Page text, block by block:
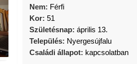
Nem: Férfi
Kor: 51
Születésnap: április 13.
Település: Nyergesújfalu
Családi állapot: kapcsolatban